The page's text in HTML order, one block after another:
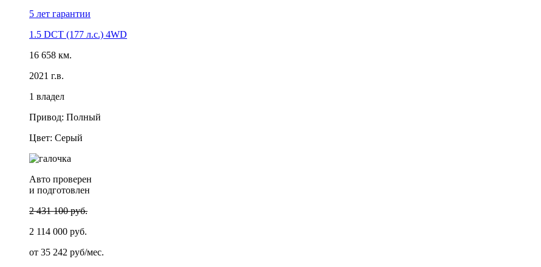
5 лет гарантии
1.5 DCT (177 л.с.) 4WD
16 658 км.
2021 г.в.
1 владел
Привод: Полный
Цвет: Серый
Авто проверен
и подготовлен
2 431 100 руб.
2 114 000 руб.
от 35 242 руб/мес.